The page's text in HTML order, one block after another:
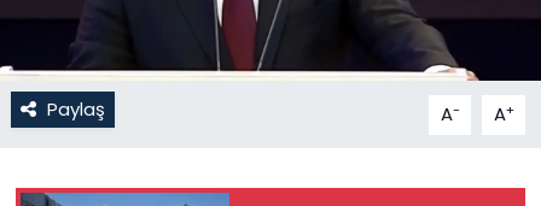
Paylaş A- A+
Nöbetçi Eczaneler
Otomobil Dünyası